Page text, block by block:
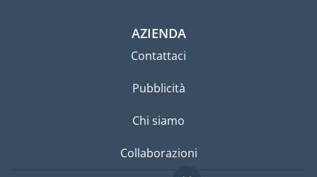
AZIENDA
Contattaci
Pubblicità
Chi siamo
Collaborazioni